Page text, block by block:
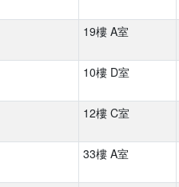
19樓 A室
10樓 D室
12樓 C室
33樓 A室